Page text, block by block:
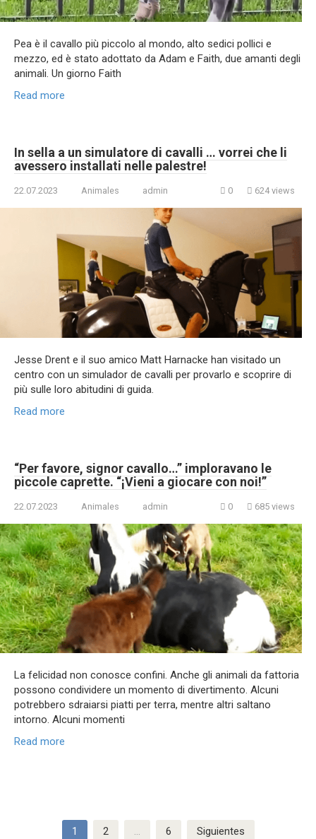
Pea è il cavallo più piccolo al mondo, alto sedici pollici e
mezzo, ed è stato adottato da Adam e Faith, due amanti degli
animali. Un giorno Faith
Read more
In sella a un simulatore di cavalli … vorrei che li
avessero installati nelle palestre!
22.07.2023 Animales admin 0 624 views
Jesse Drent e il suo amico Matt Harnacke han visitado un
centro con un simulador de cavalli per provarlo e scoprire di
più sulle loro abitudini di guida.
Read more
“Per favore, signor cavallo…” imploravano le
piccole caprette. “¡Vieni a giocare con noi!”
22.07.2023 Animales admin 0 685 views
La felicidad non conosce confini. Anche gli animali da fattoria
possono condividere un momento di divertimento. Alcuni
potrebbero sdraiarsi piatti per terra, mentre altri saltano
intorno. Alcuni momenti
Read more
1 2 … 6 Siguientes